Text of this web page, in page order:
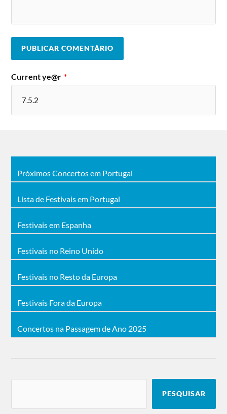
Current ye@r *
Próximos Concertos em Portugal
Lista de Festivais em Portugal
Festivais em Espanha
Festivais no Reino Unido
Festivais no Resto da Europa
Festivais Fora da Europa
Concertos na Passagem de Ano 2025
PESQUISAR